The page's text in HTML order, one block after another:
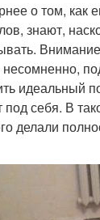
о том, как
знают,
идеальный
себя. В
делали